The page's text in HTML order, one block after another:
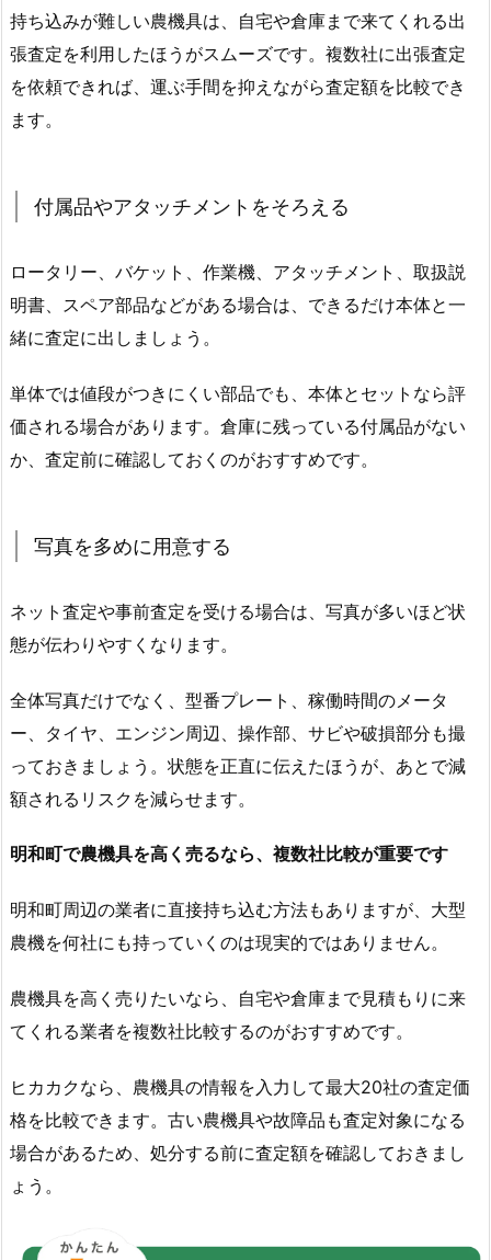
持ち込みが難しい農機具は、自宅や倉庫まで来てくれる出
張査定を利用したほうがスムーズです。複数社に出張査定
を依頼できれば、運ぶ手間を抑えながら査定額を比較でき
ます。
付属品やアタッチメントをそろえる
ロータリー、バケット、作業機、アタッチメント、取扱説
明書、スペア部品などがある場合は、できるだけ本体と一
緒に査定に出しましょう。
単体では値段がつきにくい部品でも、本体とセットなら評
価される場合があります。倉庫に残っている付属品がない
か、査定前に確認しておくのがおすすめです。
写真を多めに用意する
ネット査定や事前査定を受ける場合は、写真が多いほど状
態が伝わりやすくなります。
全体写真だけでなく、型番プレート、稼働時間のメータ
ー、タイヤ、エンジン周辺、操作部、サビや破損部分も撮
っておきましょう。状態を正直に伝えたほうが、あとで減
額されるリスクを減らせます。
明和町で農機具を高く売るなら、複数社比較が重要です
明和町周辺の業者に直接持ち込む方法もありますが、大型
農機を何社にも持っていくのは現実的ではありません。
農機具を高く売りたいなら、自宅や倉庫まで見積もりに来
てくれる業者を複数社比較するのがおすすめです。
ヒカカクなら、農機具の情報を入力して最大20社の査定価
格を比較できます。古い農機具や故障品も査定対象になる
場合があるため、処分する前に査定額を確認しておきまし
ょう。